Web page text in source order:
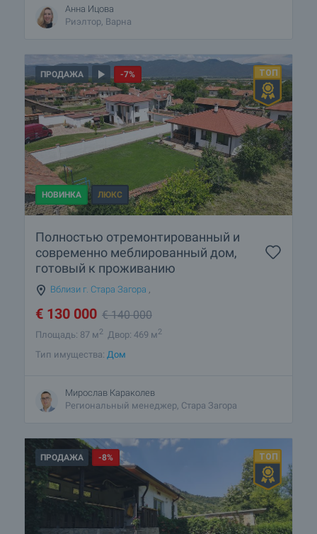
Анна Ицова
Риэлтор, Варна
ПРОДАЖА -7%
НОВИНКА ЛЮКС
Полностью отремонтированный и
современно меблированный дом,
готовый к проживанию
Вблизи г. Стара Загора
€ 130 000 €140 000
Площадь: 87 м2 Двор: 469 м2
Тип имущества: Дом
Мирослав Караколев
Региональный менеджер, Стара Загора
ПРОДАЖА -8%